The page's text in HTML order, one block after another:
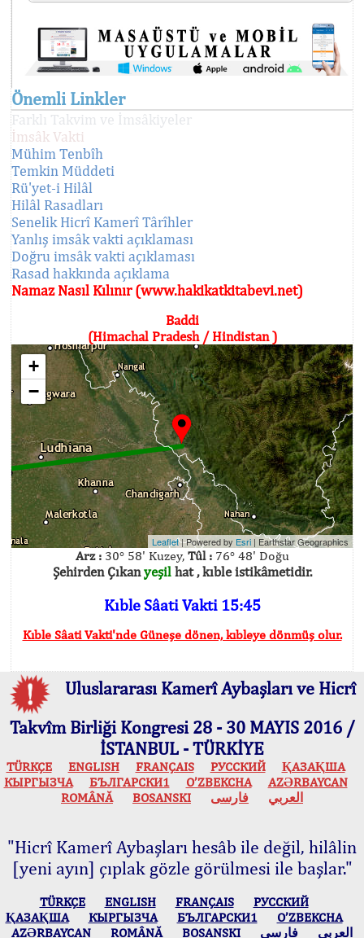
Önemli Linkler
Farklı Takvim ve İmsâkiyeler
İmsâk Vakti
Mühim Tenbîh
Temkin Müddeti
Rü'yet-i Hilâl
Hilâl Rasadları
Senelik Hicrî Kamerî Târîhler
Yanlış imsâk vakti açıklaması
Doğru imsâk vakti açıklaması
Rasad hakkında açıklama
Namaz Nasıl Kılınır (www.hakikatkitabevi.net)
Baddi
(Himachal Pradesh / Hindistan )
+
−
Leaflet| Powered by Esri |Earthstar Geographics
Arz :30° 58' Kuzey, Tûl :76° 48' Doğu
Şehirden Çıkanyeşilhat , kıble istikâmetidir.
Kıble Sâati Vakti 15:45
Kıble Sâati Vakti'nde Güneşe dönen, kıbleye dönmüş olur.
Uluslararası Kamerî Aybaşları ve Hicrî
Takvîm Birliği Kongresi 28 - 30 MAYIS 2016 /
İSTANBUL - TÜRKİYE
TÜRKÇE ENGLISH FRANÇAIS РУССКИЙ
ҚАЗАҚША
КЫPГЫЗЧA
БЪЛГАРСКИ1 O’ZBEKCHA
AZӘRBAYCAN
ROMÂNĂ
BOSANSKI العربي فارسی
"Hicrî Kamerî Aybaşları hesâb ile değil, hilâlin
[yeni ayın] çıplak gözle görülmesi ile başlar."
TÜRKÇE ENGLISH FRANÇAIS
РУССКИЙ
ҚАЗАҚША
КЫPГЫЗЧA БЪЛГАРСКИ1
O’ZBEKCHA
AZӘRBAYCAN
ROMÂNĂ BOSANSKI العربي فارسی